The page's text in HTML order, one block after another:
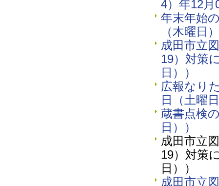
4）年12月
年末年始
（木曜日
成田市立
19）対策
日））
広報なり
日（土曜
蔵書点検
日））
成田市立
19）対策
日））
成田市立